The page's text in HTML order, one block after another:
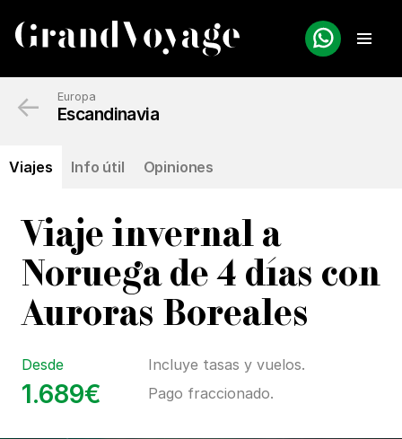
Europa
Escandinavia
Viajes Info útil Opiniones
←
Viaje invernal a
Noruega de 4 días con
Auroras Boreales
Desde
1.689€
Incluye tasas y vuelos.
Pago fraccionado.